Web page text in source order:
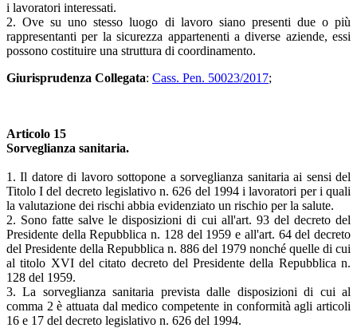
i lavoratori interessati.
2. Ove su uno stesso luogo di lavoro siano presenti due o più
rappresentanti per la sicurezza appartenenti a diverse aziende, essi
possono costituire una struttura di coordinamento.
Giurisprudenza Collegata: Cass. Pen. 50023/2017;
Articolo 15
Sorveglianza sanitaria.
1. Il datore di lavoro sottopone a sorveglianza sanitaria ai sensi del
Titolo I del decreto legislativo n. 626 del 1994 i lavoratori per i quali
la valutazione dei rischi abbia evidenziato un rischio per la salute.
2. Sono fatte salve le disposizioni di cui all'art. 93 del decreto del
Presidente della Repubblica n. 128 del 1959 e all'art. 64 del decreto
del Presidente della Repubblica n. 886 del 1979 nonché quelle di cui
al titolo XVI del citato decreto del Presidente della Repubblica n.
128 del 1959.
3. La sorveglianza sanitaria prevista dalle disposizioni di cui al
comma 2 è attuata dal medico competente in conformità agli articoli
16 e 17 del decreto legislativo n. 626 del 1994.